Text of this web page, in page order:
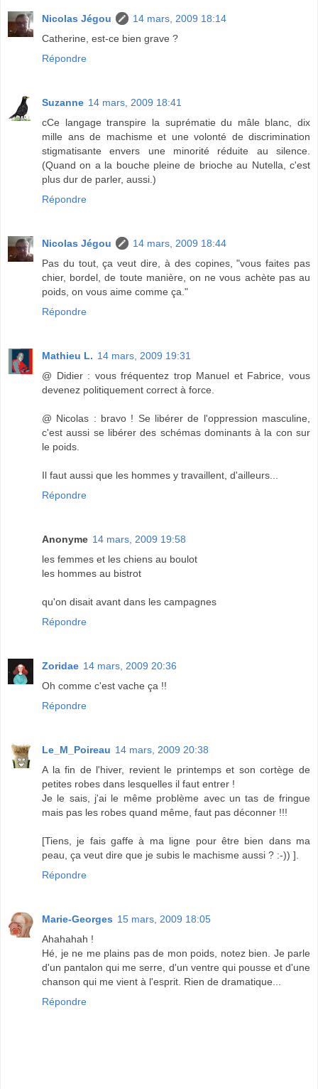
Nicolas Jégou
14 mars, 2009 18:14
Catherine, est-ce bien grave ?
Répondre
Suzanne 14 mars, 2009 18:41
cCe langage transpire la suprématie du mâle blanc, dix
mille ans de machisme et une volonté de discrimination
stigmatisante envers une minorité réduite au silence.
(Quand on a la bouche pleine de brioche au Nutella, c'est
plus dur de parler, aussi.)
Répondre
Nicolas Jégou
14 mars, 2009 18:44
Pas du tout, ça veut dire, à des copines, "vous faites pas
chier, bordel, de toute manière, on ne vous achète pas au
poids, on vous aime comme ça."
Répondre
Mathieu L. 14 mars, 2009 19:31
@ Didier : vous fréquentez trop Manuel et Fabrice, vous
devenez politiquement correct à force.
@ Nicolas : bravo ! Se libérer de l'oppression masculine,
c'est aussi se libérer des schémas dominants à la con sur
le poids.
Il faut aussi que les hommes y travaillent, d'ailleurs...
Répondre
Anonyme 14 mars, 2009 19:58
les femmes et les chiens au boulot
les hommes au bistrot
qu'on disait avant dans les campagnes
Répondre
Zoridae 14 mars, 2009 20:36
Oh comme c'est vache ça !!
Répondre
Le_M_Poireau 14 mars, 2009 20:38
A la fin de l'hiver, revient le printemps et son cortège de
petites robes dans lesquelles il faut entrer !
Je le sais, j'ai le même problème avec un tas de fringue
mais pas les robes quand même, faut pas déconner !!!
[Tiens, je fais gaffe à ma ligne pour être bien dans ma
peau, ça veut dire que je subis le machisme aussi ? :-)) ].
Répondre
Marie-Georges 15 mars, 2009 18:05
Ahahahah !
Hé, je ne me plains pas de mon poids, notez bien. Je parle
d'un pantalon qui me serre, d'un ventre qui pousse et d'une
chanson qui me vient à l'esprit. Rien de dramatique...
Répondre